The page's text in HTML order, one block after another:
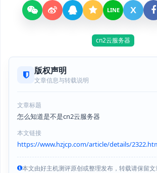
LINE X
cn2云服务器
版权声明
文章信息与转载说明
文章标题
怎么知道是不是cn2云服务器
本文链接
https://www.hzjcp.com/article/details/
本文由好主机测评原创或整理发布，转载请保留